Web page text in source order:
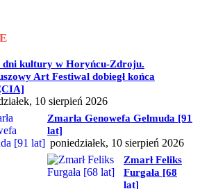
dni kultury w Horyńcu-Zdroju.
Art Festiwal dobiegł końca
10 sierpień 2026
Zmarła Genowefa Gelmuda [91
lat]
poniedziałek, 10 sierpień 2026
Zmarł Feliks
Furgała [68
lat]